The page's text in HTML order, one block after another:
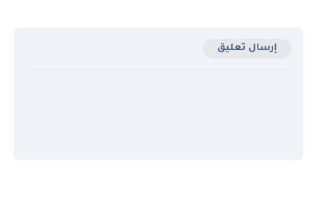
إرسال تعليق